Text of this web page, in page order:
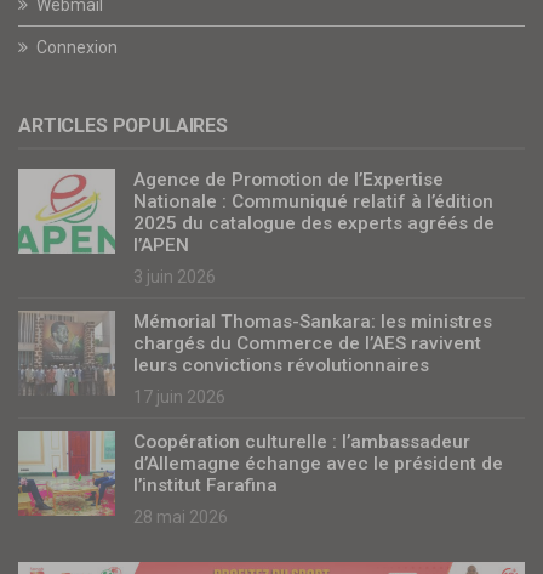
Webmail
Connexion
ARTICLES POPULAIRES
Agence de Promotion de l’Expertise
Nationale : Communiqué relatif à l’édition
2025 du catalogue des experts agréés de
l’APEN
3 juin 2026
Mémorial Thomas-Sankara: les ministres
chargés du Commerce de l’AES ravivent
leurs convictions révolutionnaires
17 juin 2026
Coopération culturelle : l’ambassadeur
d’Allemagne échange avec le président de
l’institut Farafina
28 mai 2026